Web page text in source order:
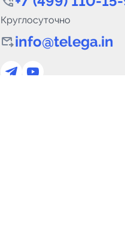
Круглосуточно
info@telega.in